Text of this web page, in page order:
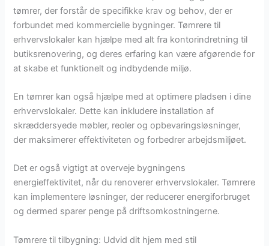
tømrer, der forstår de specifikke krav og behov, der er
forbundet med kommercielle bygninger. Tømrere til
erhvervslokaler kan hjælpe med alt fra kontorindretning til
butiksrenovering, og deres erfaring kan være afgørende for
at skabe et funktionelt og indbydende miljø.
En tømrer kan også hjælpe med at optimere pladsen i dine
erhvervslokaler. Dette kan inkludere installation af
skræddersyede møbler, reoler og opbevaringsløsninger,
der maksimerer effektiviteten og forbedrer arbejdsmiljøet.
Det er også vigtigt at overveje bygningens
energieffektivitet, når du renoverer erhvervslokaler. Tømrere
kan implementere løsninger, der reducerer energiforbruget
og dermed sparer penge på driftsomkostningerne.
Tømrere til tilbygning: Udvid dit hjem med stil